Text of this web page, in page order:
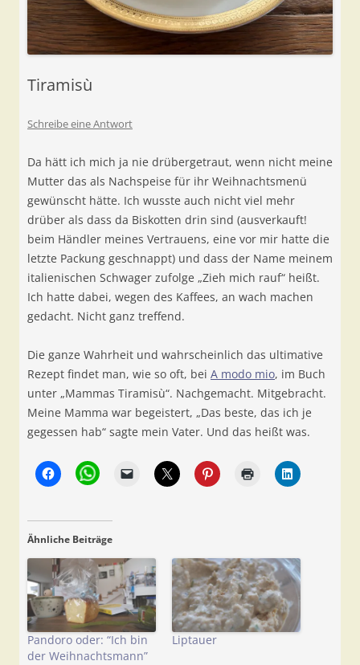
Tiramisù
Schreibe eine Antwort
Da hätt ich mich ja nie drübergetraut, wenn nicht meine
Mutter das als Nachspeise für ihr Weihnachtsmenü
gewünscht hätte. Ich wusste auch nicht viel mehr
drüber als dass da Biskotten drin sind (ausverkauft!
beim Händler meines Vertrauens, eine vor mir hatte die
letzte Packung geschnappt) und dass der Name meinem
italienischen Schwager zufolge „Zieh mich rauf“ heißt.
Ich hatte dabei, wegen des Kaffees, an wach machen
gedacht. Nicht ganz treffend.
Die ganze Wahrheit und wahrscheinlich das ultimative
Rezept findet man, wie so oft, bei A modo mio, im Buch
unter „Mammas Tiramisù“. Nachgemacht. Mitgebracht.
Meine Mamma war begeistert, „Das beste, das ich je
gegessen hab“ sagte mein Vater. Und das heißt was.
Ähnliche Beiträge
Pandoro oder: “Ich bin
der Weihnachtsmann”
Liptauer